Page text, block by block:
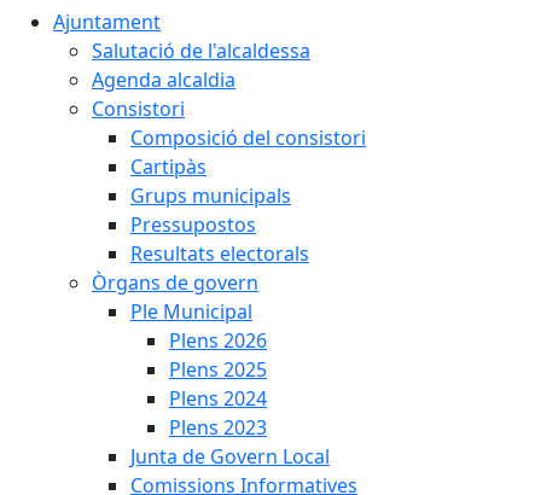
Ajuntament
Salutació de l'alcaldessa
Agenda alcaldia
Consistori
Composició del consistori
Cartipàs
Grups municipals
Pressupostos
Resultats electorals
Òrgans de govern
Ple Municipal
Plens 2026
Plens 2025
Plens 2024
Plens 2023
Junta de Govern Local
Comissions Informatives